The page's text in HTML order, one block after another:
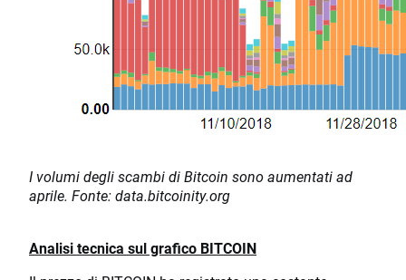
I volumi degli scambi di Bitcoin sono aumentati ad
aprile. Fonte: data.bitcoinity.org
Analisi tecnica sul grafico BITCOIN